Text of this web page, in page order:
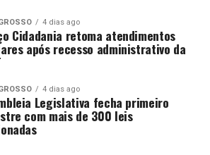
4 dias ago
Cidadania retoma atendimentos
após recesso administrativo da
4 dias ago
Legislativa fecha primeiro
com mais de 300 leis